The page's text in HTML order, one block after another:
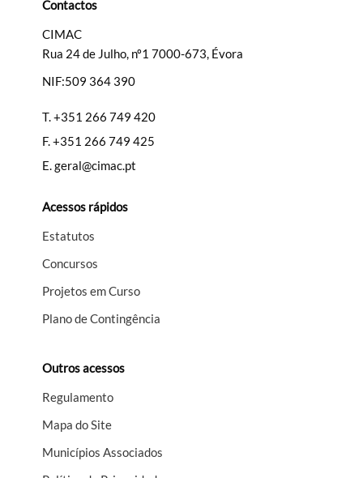
Contactos
CIMAC
Rua 24 de Julho, nº1 7000-673, Évora
NIF:509 364 390
T.+351 266 749 420
F.+351 266 749 425
E.geral@cimac.pt
Acessos rápidos
Estatutos
Concursos
Projetos em Curso
Plano de Contingência
Outros acessos
Regulamento
Mapa do Site
Municípios Associados